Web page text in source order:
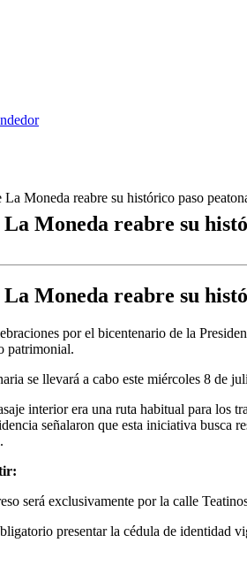
La Moneda reabre su histórico paso
Moneda reabre su
Moneda reabre su
por el bicentenario de la
patrimonial.
se llevará a cabo este miércoles 8 de
interior era una ruta habitual para los
señalaron que esta iniciativa busca
será exclusivamente por la calle
presentar la cédula de identidad